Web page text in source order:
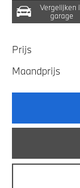
Vergelijken
garage
Prijs
Maandprijs